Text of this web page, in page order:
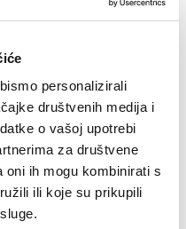
personalizirali
društvenih medija i
o vašoj upotrebi
za društvene
oni ih mogu kombinirati s
ili koje su prikupili